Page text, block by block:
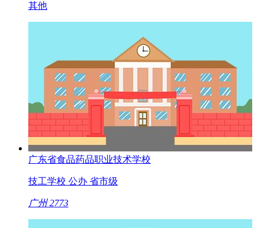
其他
广东省食品药品职业技术学校
技工学校 公办 省市级
广州 2773